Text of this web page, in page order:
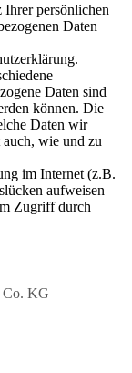
Ihrer persönlichen
Daten
Daten sind
können. Die
Daten wir
wie und zu
im Internet (z.B.
aufweisen
Zugriff durch
Co. KG